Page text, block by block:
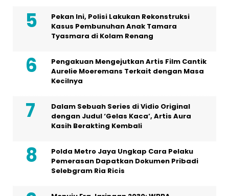
Pekan Ini, Polisi Lakukan Rekonstruksi
Kasus Pembunuhan Anak Tamara
Tyasmara di Kolam Renang
Pengakuan Mengejutkan Artis Film Cantik
Aurelie Moeremans Terkait dengan Masa
Kecilnya
Dalam Sebuah Series di Vidio Original
dengan Judul ‘Gelas Kaca’, Artis Aura
Kasih Berakting Kembali
Polda Metro Jaya Ungkap Cara Pelaku
Pemerasan Dapatkan Dokumen Pribadi
Selebgram Ria Ricis